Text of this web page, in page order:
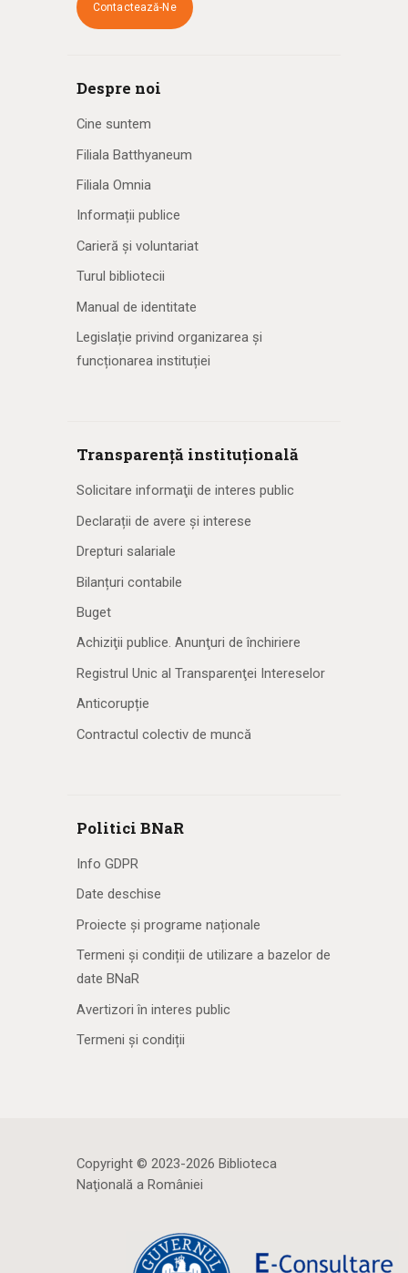
Contactează-Ne
Despre noi
Cine suntem
Filiala Batthyaneum
Filiala Omnia
Informații publice
Carieră și voluntariat
Turul bibliotecii
Manual de identitate
Legislație privind organizarea și
funcționarea instituției
Transparență instituțională
Solicitare informaţii de interes public
Declarații de avere și interese
Drepturi salariale
Bilanțuri contabile
Buget
Achiziţii publice. Anunţuri de închiriere
Registrul Unic al Transparenţei Intereselor
Anticorupție
Contractul colectiv de muncă
Politici BNaR
Info GDPR
Date deschise
Proiecte și programe naționale
Termeni și condiții de utilizare a bazelor de
date BNaR
Avertizori în interes public
Termeni și condiții
Copyright © 2023-2026 Biblioteca
Naţională a României